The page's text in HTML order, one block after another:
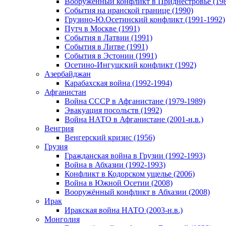
События на иранской границе (1990)
Грузино-Ю.Осетинский конфликт (1991-1992)
Путч в Москве (1991)
События в Латвии (1991)
События в Литве (1991)
События в Эстонии (1991)
Осетино-Ингушский конфликт (1992)
Азербайджан
Карабахская война (1992-1994)
Афганистан
Война СССР в Афганистане (1979-1989)
Эвакуация посольств (1992)
Война НАТО в Афганистане (2001-н.в.)
Венгрия
Венгерский кризис (1956)
Грузия
Гражданская война в Грузии (1992-1993)
Война в Абхазии (1992-1993)
Конфликт в Кодорском ущелье (2006)
Война в Южной Осетии (2008)
Вооружённый конфликт в Абхазии (2008)
Ирак
Иракская война НАТО (2003-н.в.)
Монголия